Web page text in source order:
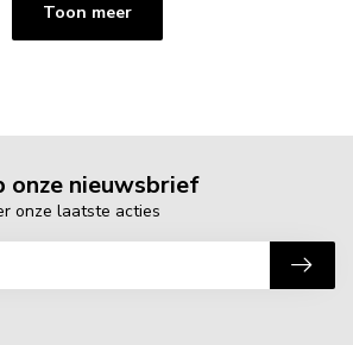
Toon meer
onze nieuwsbrief
onze laatste acties